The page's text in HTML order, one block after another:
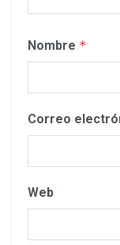
Nombre *
Correo
Web